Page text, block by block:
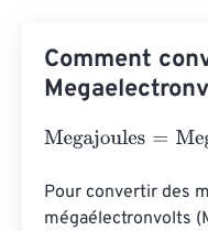
Comment
Megajoules=
Pour convertir des
mégaélectronvolts